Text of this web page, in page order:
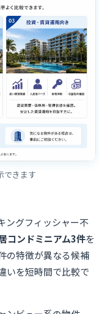
できます
ングフィッシャー不
コンドミニアム3件を
の特徴が異なる候補
いを短時間で比較で